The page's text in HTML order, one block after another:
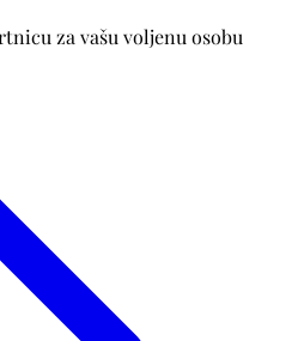
za vašu voljenu osobu